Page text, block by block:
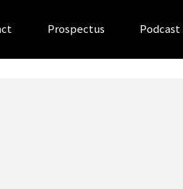
Prospectus Podcast